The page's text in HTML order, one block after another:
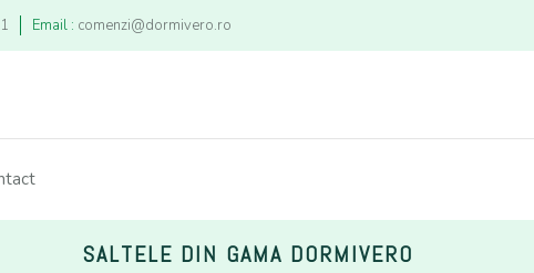
Email : comenzi@dormivero.ro
SALTELE DIN GAMA DORMIVERO